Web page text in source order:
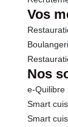
Vos
Nos
e-Quilibre
Smart
Smart